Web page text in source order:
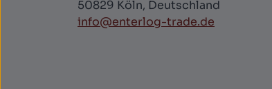
50829 Köln, Deutschland
info@enterlog-trade.de